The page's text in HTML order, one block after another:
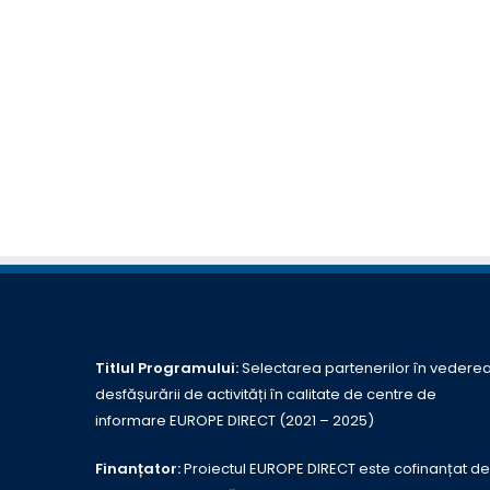
Titlul Programului:Selectarea partenerilor în
desfășurării de activități în calitate de centre de
informare EUROPE DIRECT (2021 – 2025)
Finanțator:Proiectul EUROPE DIRECT este cofinanțat de